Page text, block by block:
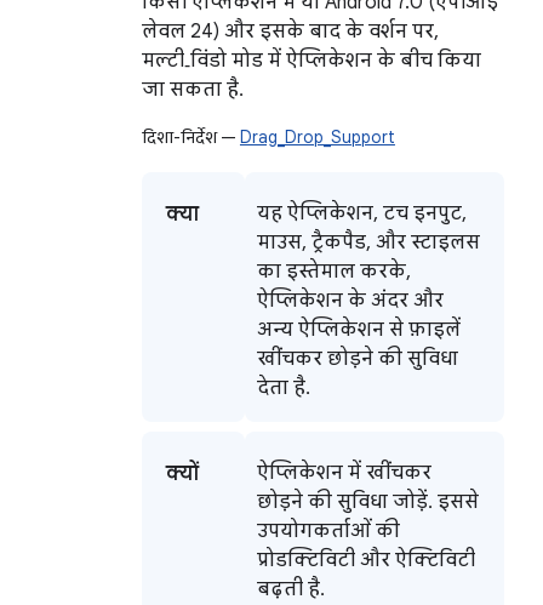
लेवल 24) और इसके बाद के वर्शन पर,
मल्टी‑विंडो मोड में ऐप्लिकेशन के बीच किया
जा सकता है.
दिशा-निर्देश — Drag_Drop_Support
क्या
यह ऐप्लिकेशन, टच इनपुट,
माउस, ट्रैकपैड, और स्टाइलस
का इस्तेमाल करके,
ऐप्लिकेशन के अंदर और
अन्य ऐप्लिकेशन से फ़ाइलें
खींचकर छोड़ने की सुविधा
देता है.
क्यों
ऐप्लिकेशन में खींचकर
छोड़ने की सुविधा जोड़ें. इससे
उपयोगकर्ताओं की
प्रोडक्टिविटी और ऐक्टिविटी
बढ़ती है.